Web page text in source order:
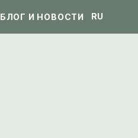
БЛОГ И НОВОСТИ RU